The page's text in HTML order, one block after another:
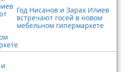
Год Нисанов и Зарах Илиев
встречают госей в новом
мебельном гипермаркете